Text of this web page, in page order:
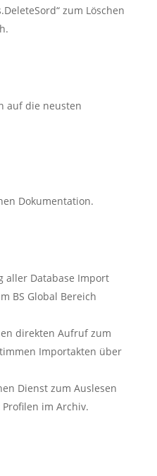
zum Löschen
auf die neusten
Dokumentation.
aller Database Import
BS Global Bereich
direkten Aufruf zum
Importakten über
Dienst zum Auslesen
im Archiv.